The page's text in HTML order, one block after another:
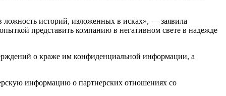
ложность историй, изложенных в исках», — заявила
представить компанию в негативном свете в надежде
о краже им конфиденциальной информации, а
информацию о партнерских отношениях со